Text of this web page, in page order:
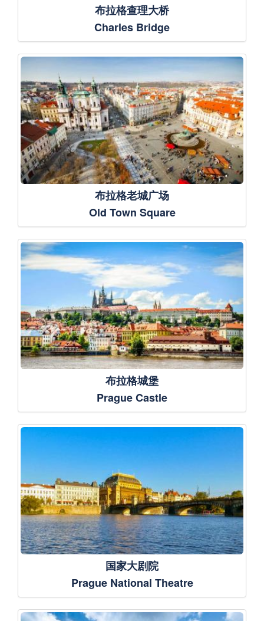
布拉格查理大桥
Charles Bridge
布拉格老城广场
Old Town Square
布拉格城堡
Prague Castle
国家大剧院
Prague National Theatre